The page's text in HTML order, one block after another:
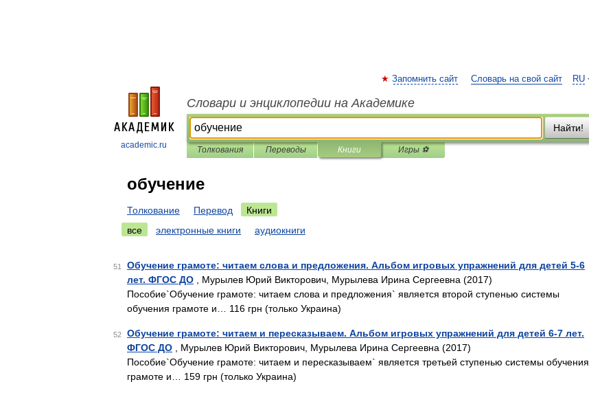
academic.ru
RU
Запомнить сайт Словарь на свой сайт
Словари и энциклопедии на Академике
Найти!
Толкования Переводы Книги Игры ⚽
обучение
Толкование Перевод
Книги
все
электронные книги аудиокниги
51
Обучение грамоте: читаем слова и предложения. Альбом игровых упражнений для детей 5-6
лет. ФГОС ДО , Мурылев Юрий Викторович, Мурылева Ирина Сергеевна (2017)
Пособие`Обучение грамоте: читаем слова и предложения` является второй ступенью системы
обучения грамоте и… 116 грн (только Украина)
52
Обучение грамоте: читаем и пересказываем. Альбом игровых упражнений для детей 6-7 лет.
ФГОС ДО , Мурылев Юрий Викторович, Мурылева Ирина Сергеевна (2017)
Пособие`Обучение грамоте: читаем и пересказываем` является третьей ступенью системы обучения
грамоте и… 159 грн (только Украина)